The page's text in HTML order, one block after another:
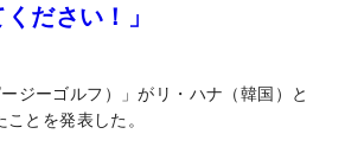
ださい！」
ージーゴルフ）」がリ・ハナ（韓国）と
とを発表した。